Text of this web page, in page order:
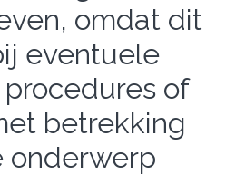
omdat dit
eventuele
of
betrekking
onderwerp